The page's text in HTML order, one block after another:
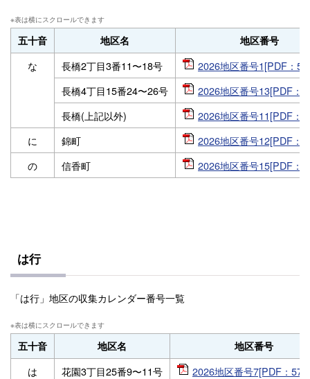
五十音 地区名 地区番号
な 長橋2丁目3番11〜18号
2026地区番号1[PDF：
長橋4丁目15番24〜26号
2026地区番号13[PDF：
長橋(上記以外)
2026地区番号11[PDF：
に
錦町
2026地区番号12[PDF：
の
信香町 2026地区番号15[PDF：
は行
「は行」地区の収集カレンダー番号一覧
五十音 地区名 地区番号
は 花園3丁目25番9〜11号
2026地区番号7[PDF：